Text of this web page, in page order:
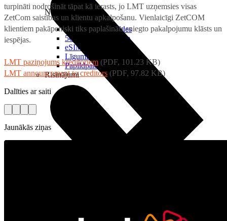
Noderīgi
Jautājumi un atbildes
5G pārklājuma karte
eSIM tehnoloģija
Līgumi un noteikumi
Papildpakalpojumi
Risinājumi
turpināti nodrošināt tāpat kā ierasts, jo LMT uzņemsies visas
ZetCom saistības un klientu apkalpošanu. Vienlaicīgi ZetCOM
klientiem pakāpeniski tiks paplašināts sniegto pakalpojumu klāsts un
iespējas.
LMT paziņojums kreditoriem (PDF, 101.23 KB)
LMT announcement to creditors (PDF, 97.82 KB)
Dalīties ar saiti
Jaunākās ziņas